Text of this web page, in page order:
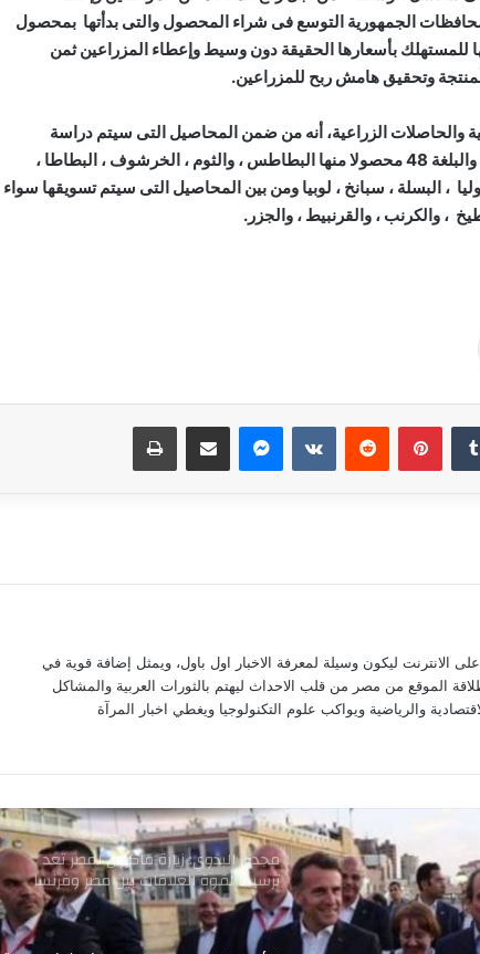
الجمهورية التوسع فى شراء المحصول والتى بدأتها بمحصول
للمستهلك بأسعارها الحقيقة دون وسيط وإعطاء المزراعين ثمن
وتحقيق هامش ربح للمزراعين.
والحاصلات الزراعية، أنه من ضمن المحاصيل التى سيتم دراسة
تسويقها من المزراع إلى منافذ مديريات الزراعة، والبلغة 48 محصولا منها البطاطس ، والثوم ، الخرشوف ، البطاطا ،
، البسلة ، سبانخ ، لوبيا ومن بين المحاصيل التى سيتم تسويقها سواء
، والكرنب ، والقرنبيط ، والجزر.
بينتيريست ماسنجر مشاركة عبر البريد طباعة
الانترنت ليكون وسيلة لمعرفة الاخبار اول باول، ويمثل إضافة قوية في
الموقع من مصر من قلب الاحداث ليهتم بالثورات العربية والمشاكل
والرياضية ويواكب علوم التكنولوجيا ويغطي اخبار المرآة
ابو عقيل والحمزاوي يهنئان رافت السمان
بتوليه منصب وكيل تضامن الجيزه ويبحثان
سبل التعاون بينهما
وعملوها ازاي
أهالي الطالبية يعلنون في مؤتمر حاشد
دعمهم لمرشحي «مستقبل وطن»
بانتخابات «الشيوخ»
أول مدرسة لصناعة غذاء المستقبل
مجدى البدوي: زيارة ماكرون لمصر تعد
ترسيخا لقوة العلاقات بين مصر وفرنسا